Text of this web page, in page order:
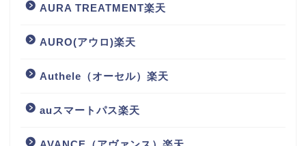
AURA TREATMENT楽天
AURO(アウロ)楽天
Authele（オーセル）楽天
auスマートパス楽天